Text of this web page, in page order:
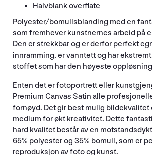
Halvblank overflate
Polyester/bomullsblanding med en
som fremhever kunstnernes arbeid på
Den er strekkbar og er derfor perfekt
innramming, er vanntett og har
stoffet som har den høyeste
Enten det er fotoportrett eller
Premium Canvas Satin alle
fornøyd. Det gir best mulig bildekvalitet
medium for økt kreativitet. Dette
hard kvalitet består av en
65% polyester og 35% bomull, som er
reproduksjon av foto og kunst.